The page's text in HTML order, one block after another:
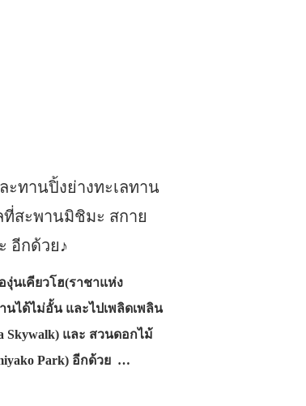
ะทานปิ้งย่างทะเลทาน
สะพานมิชิมะ สกาย
อีกด้วย♪
งุ่นเคียวโฮ(ราชาแห่ง
ได้ไม่อั้น และไปเพลิดเพลิน
และ สวนดอกไม้
Park) อีกด้วย …